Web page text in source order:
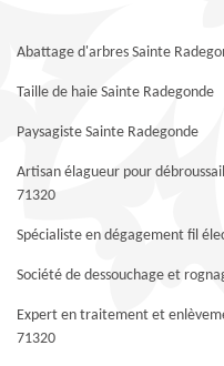
Abattage d'arbres Sainte
Taille de haie Sainte Radegonde
Paysagiste Sainte Radegonde
Artisan élagueur pour
71320
Spécialiste en dégagement fil
Société de dessouchage et
Expert en traitement et
71320